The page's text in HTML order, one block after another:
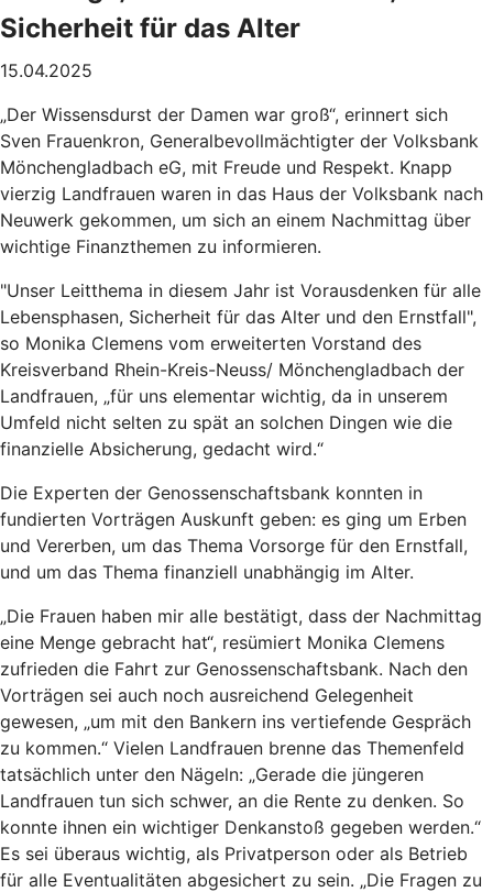
Sicherheit für das Alter
15.04.2025
„Der Wissensdurst der Damen war groß“, erinnert sich
Sven Frauenkron, Generalbevollmächtigter der Volksbank
Mönchengladbach eG, mit Freude und Respekt. Knapp
vierzig Landfrauen waren in das Haus der Volksbank nach
Neuwerk gekommen, um sich an einem Nachmittag über
wichtige Finanzthemen zu informieren.
"Unser Leitthema in diesem Jahr ist Vorausdenken für alle
Lebensphasen, Sicherheit für das Alter und den Ernstfall",
so Monika Clemens vom erweiterten Vorstand des
Kreisverband Rhein-Kreis-Neuss/ Mönchengladbach der
Landfrauen, „für uns elementar wichtig, da in unserem
Umfeld nicht selten zu spät an solchen Dingen wie die
finanzielle Absicherung, gedacht wird.“
Die Experten der Genossenschaftsbank konnten in
fundierten Vorträgen Auskunft geben: es ging um Erben
und Vererben, um das Thema Vorsorge für den Ernstfall,
und um das Thema finanziell unabhängig im Alter.
„Die Frauen haben mir alle bestätigt, dass der Nachmittag
eine Menge gebracht hat“, resümiert Monika Clemens
zufrieden die Fahrt zur Genossenschaftsbank. Nach den
Vorträgen sei auch noch ausreichend Gelegenheit
gewesen, „um mit den Bankern ins vertiefende Gespräch
zu kommen.“ Vielen Landfrauen brenne das Themenfeld
tatsächlich unter den Nägeln: „Gerade die jüngeren
Landfrauen tun sich schwer, an die Rente zu denken. So
konnte ihnen ein wichtiger Denkanstoß gegeben werden.“
Es sei überaus wichtig, als Privatperson oder als Betrieb
für alle Eventualitäten abgesichert zu sein. „Die Fragen zu